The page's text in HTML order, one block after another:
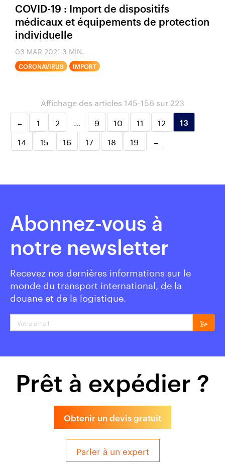
COVID-19 : Import de dispositifs
médicaux et équipements de protection
individuelle
03 MAR 2021 3 MIN.
CORONAVIRUS IMPORT
Affichage des articles 145-156 sur 223
1
2 9 10 11 12 13
14 15 16 17 18 19
Abonnez-vous à
notre newsletter
Recevez nos dernières informations sur le
monde du transport international, de la
douane et de la logistique.
Votre email
Prêt à expédier ?
Obtenir un devis gratuit
Parler à un expert